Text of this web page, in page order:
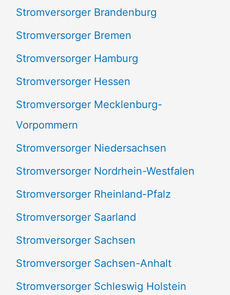
Stromversorger Brandenburg
Stromversorger Bremen
Stromversorger Hamburg
Stromversorger Hessen
Stromversorger Mecklenburg-
Vorpommern
Stromversorger Niedersachsen
Stromversorger Nordrhein-Westfalen
Stromversorger Rheinland-Pfalz
Stromversorger Saarland
Stromversorger Sachsen
Stromversorger Sachsen-Anhalt
Stromversorger Schleswig Holstein